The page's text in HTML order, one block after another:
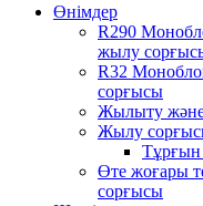
Өнімдер
R290
жылу
R32
сорғысы
Жылыту
Жылу
Тұрғын
Өте жоғары
сорғысы